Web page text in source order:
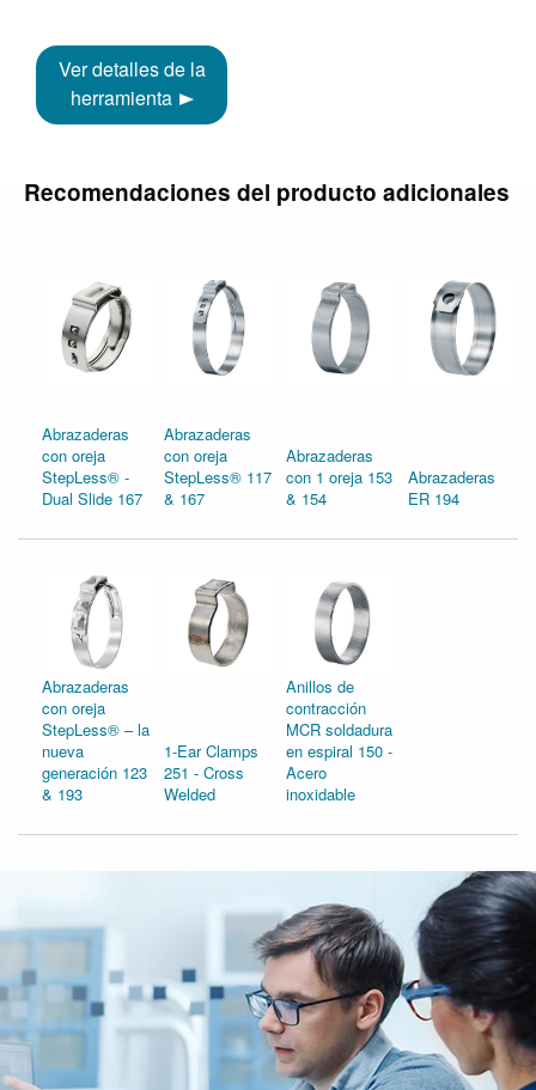
Ver detalles de la
herramienta
Recomendaciones del producto adicionales
Abrazaderas
con oreja
StepLess® -
Dual Slide 167
Abrazaderas
con oreja
StepLess® 117
& 167
Abrazaderas
con 1 oreja 153
& 154
Abrazaderas
ER 194
Abrazaderas
con oreja
StepLess® – la
nueva
generación 123
& 193
1-Ear Clamps
251 - Cross
Welded
Anillos de
contracción
MCR soldadura
en espiral 150 -
Acero
inoxidable